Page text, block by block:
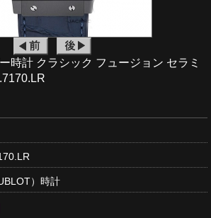
時計 クラシック フュージョン セラミ
）時計